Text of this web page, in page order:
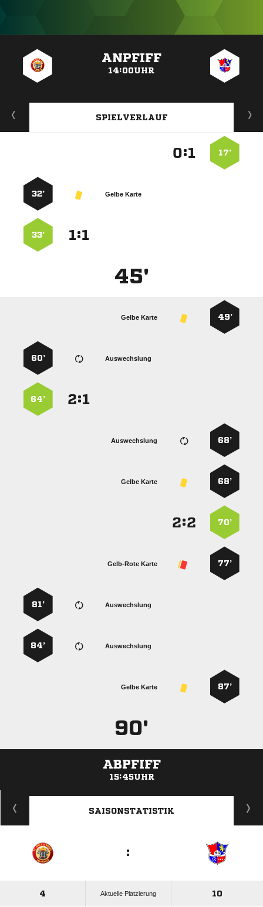
ANPFIFF
14:00UHR
SPIELVERLAUF
17’
:
Gelbe Karte
32’
:
33’
45'
49’
Gelbe Karte
Auswechslung
60’
:
64’
68’
Auswechslung
68’
Gelbe Karte
70’
:
77’
Gelb-Rote Karte
Auswechslung
81’
Auswechslung
84’
87’
Gelbe Karte
90'
ABPFIFF
15:45UHR
ANZEIGE
SAISONSTATISTIK
:
4 Aktuelle Platzierung 10